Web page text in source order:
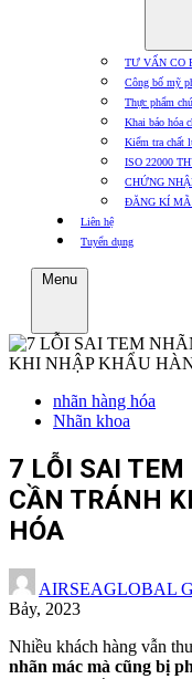
TƯ VẤN CO
Công bố mỹ
Thực phẩm
Khai báo hóa
Kiểm tra chất
ISO 22000
CHỨNG
ĐĂNG KÍ MÃ
Liên hệ
Tuyển dụng
Menu
nhãn hàng hóa
Nhãn khoa
7 LỖI SAI
CẦN TRÁNH
HÓA
AIRSEAGLOBAL
Bảy, 2023
Nhiều khách hàng vẫn
nhãn mác mà cũng bị